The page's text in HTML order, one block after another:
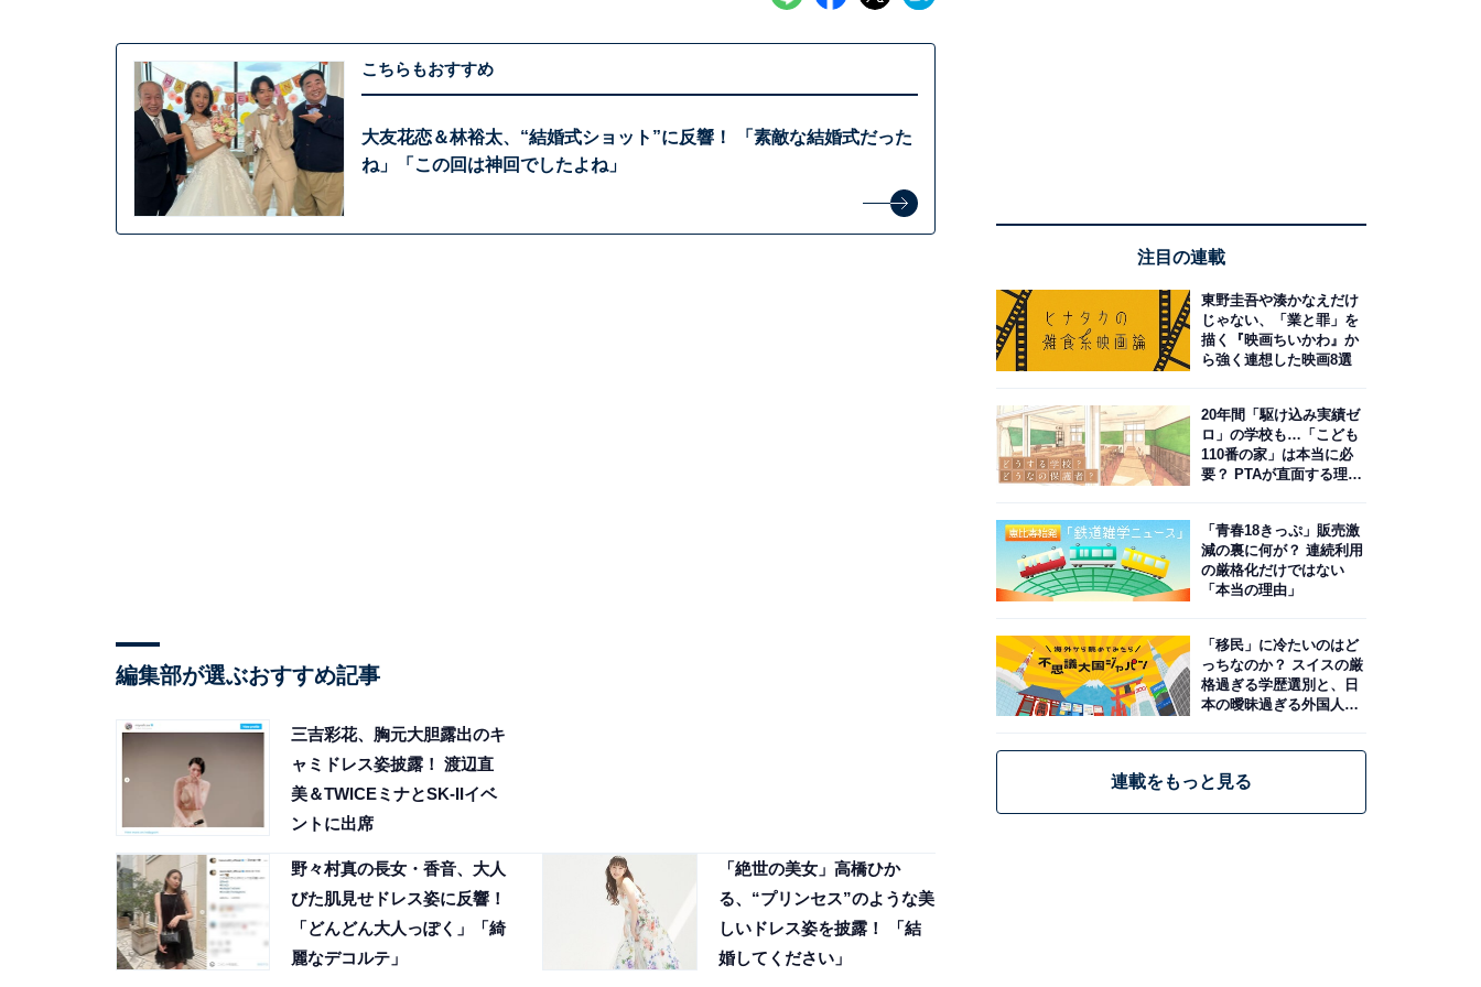
こちらもおすすめ
大友花恋＆林裕太、“結婚式ショット”に反響！ 「素敵な結婚式だった
ね」「この回は神回でしたよね」
編集部が選ぶおすすめ記事
三吉彩花、胸元大胆露出のキ
ャミドレス姿披露！ 渡辺直
美＆TWICEミナとSK-IIイベ
ントに出席
野々村真の長女・香音、大人
びた肌見せドレス姿に反響！
「どんどん大人っぽく」「綺
麗なデコルテ」
「絶世の美女」高橋ひか
る、“プリンセス”のような美
しいドレス姿を披露！ 「結
婚してください」
注目の連載
東野圭吾や湊かなえだけ
じゃない、「業と罪」を
描く『映画ちいかわ』か
ら強く連想した映画8選
20年間「駆け込み実績ゼ
ロ」の学校も…「こども
110番の家」は本当に必
要？ PTAが直面する理想
「青春18きっぷ」販売激
減の裏に何が？ 連続利用
の厳格化だけではない
「本当の理由」
「移民」に冷たいのはど
っちなのか？ スイスの厳
格過ぎる学歴選別と、日
本の曖昧過ぎる外国人政
連載をもっと見る